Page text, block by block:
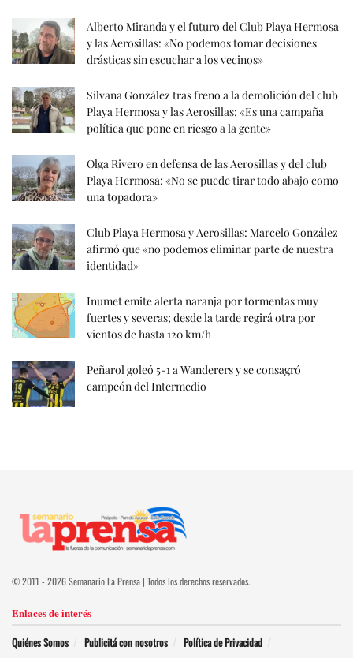
Alberto Miranda y el futuro del Club Playa Hermosa
y las Aerosillas: «No podemos tomar decisiones
drásticas sin escuchar a los vecinos»
Silvana González tras freno a la demolición del club
Playa Hermosa y las Aerosillas: «Es una campaña
política que pone en riesgo a la gente»
Olga Rivero en defensa de las Aerosillas y del club
Playa Hermosa: «No se puede tirar todo abajo como
una topadora»
Club Playa Hermosa y Aerosillas: Marcelo González
afirmó que «no podemos eliminar parte de nuestra
identidad»
Inumet emite alerta naranja por tormentas muy
fuertes y severas; desde la tarde regirá otra por
vientos de hasta 120 km/h
Peñarol goleó 5-1 a Wanderers y se consagró
campeón del Intermedio
© 2011 - 2026 Semanario La Prensa | Todos los derechos reservados.
Enlaces de interés
Quiénes Somos Publicitá con nosotros Política de Privacidad